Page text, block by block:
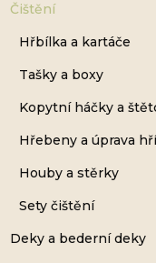
Čištění
Hřbílka a kartáče
Tašky a boxy
Kopytní háčky a
Hřebeny a úprava
Houby a stěrky
Sety čištění
Deky a bederní deky